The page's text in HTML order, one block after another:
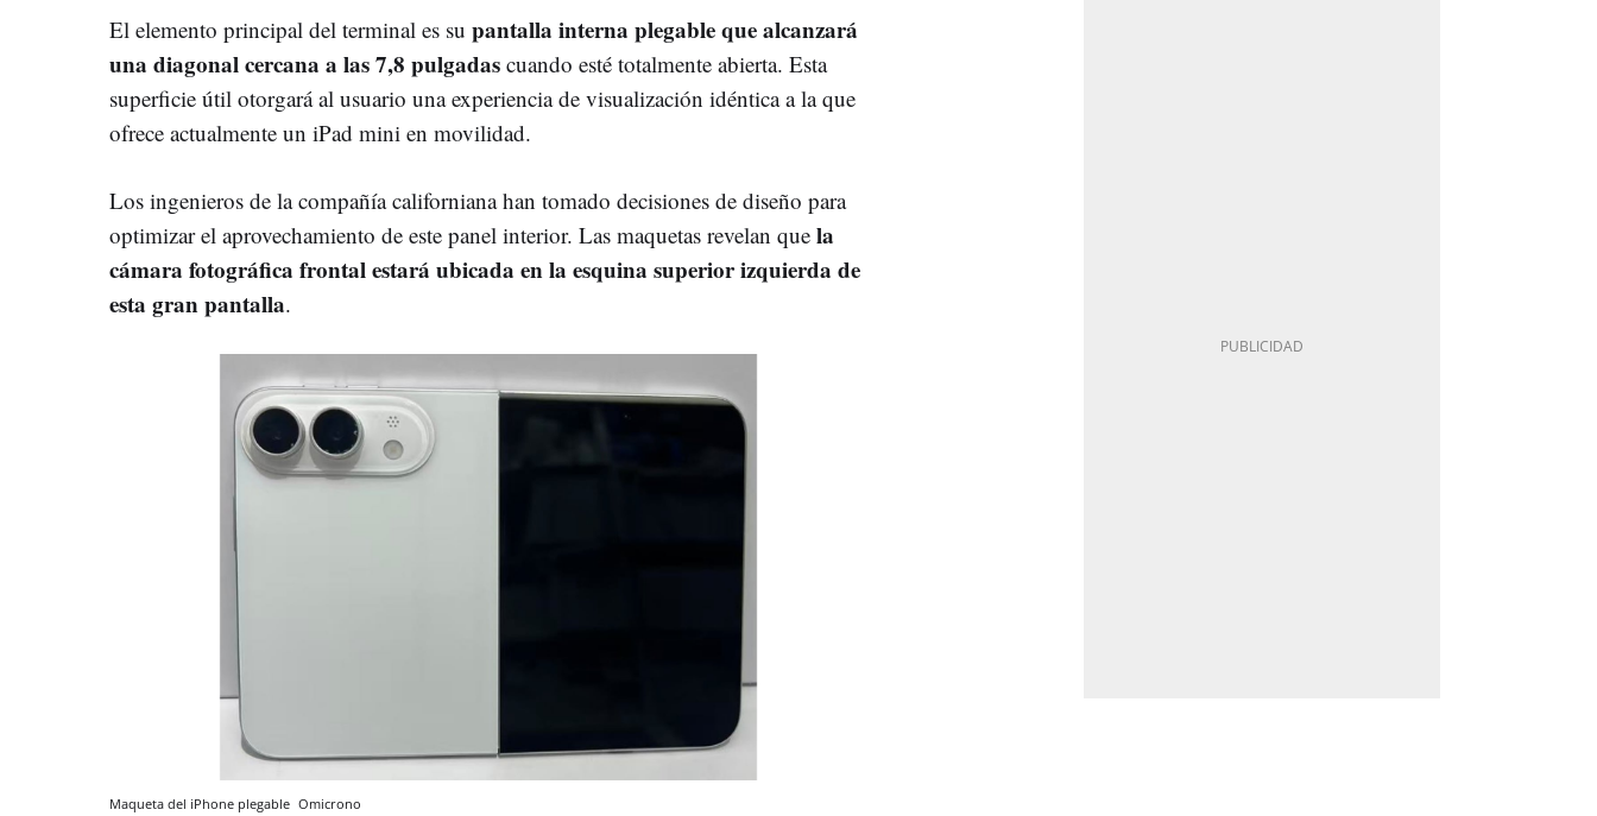
El elemento principal del terminal es su pantalla interna plegable que alcanzará
una diagonal cercana a las 7,8 pulgadas cuando esté totalmente abierta. Esta
superficie útil otorgará al usuario una experiencia de visualización idéntica a la que
ofrece actualmente un iPad mini en movilidad.
Los ingenieros de la compañía californiana han tomado decisiones de diseño para
optimizar el aprovechamiento de este panel interior. Las maquetas revelan que la
cámara fotográfica frontal estará ubicada en la esquina superior izquierda de
esta gran pantalla.
Maqueta del iPhone plegable Omicrono